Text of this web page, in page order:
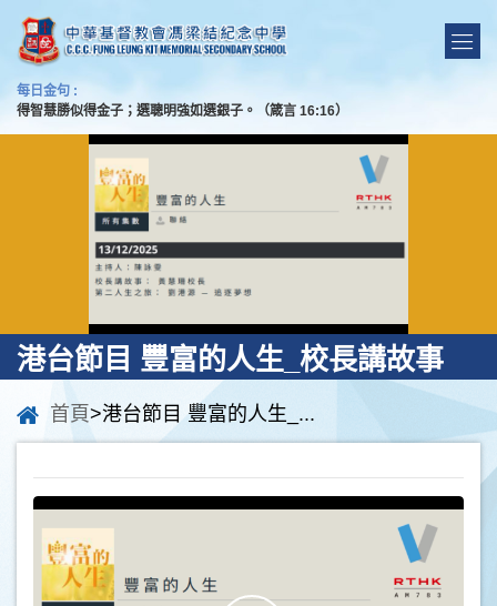
每日金句 :
得智慧勝似得金子；選聰明強如選銀子。（箴言 16:16）
港台節目 豐富的人生_校長講故事
首頁>港台節目 豐富的人生_...